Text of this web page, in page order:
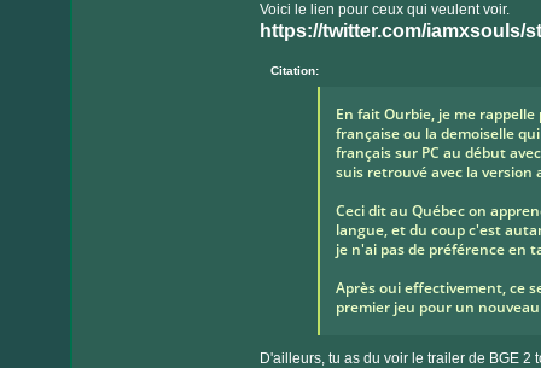
Voici le lien pour ceux qui veulent voir.
https://twitter.com/iamxsouls/
Citation:
En fait Ourbie, je me
française ou la demoiselle
français sur PC au début
suis retrouvé avec la version
Ceci dit au Québec on
langue, et du coup c'est
je n'ai pas de préférence en
Après oui effectivement, ce
premier jeu pour un
D'ailleurs, tu as du voir le trailer de BGE